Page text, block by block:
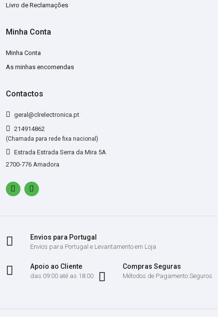
Livro de Reclamações
Minha Conta
Minha Conta
As minhas encomendas
Contactos
geral@clrelectronica.pt
214914862
(Chamada para rede fixa nacional)
Estrada Estrada Serra da Mira 5A
2700-776 Amadora
Envios para Portugal
Envios para Portugal e Levantamento em Loja
Apoio ao Cliente
das 09:00 até as 18:00
Compras Seguras
Métodos de Pagamento Seguros